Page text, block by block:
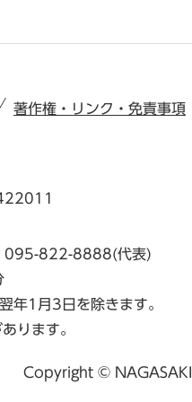
著作権・リンク・免責事項
095-822-8888(代表)
年1月3日を除きます。
ります。
Copyright ©